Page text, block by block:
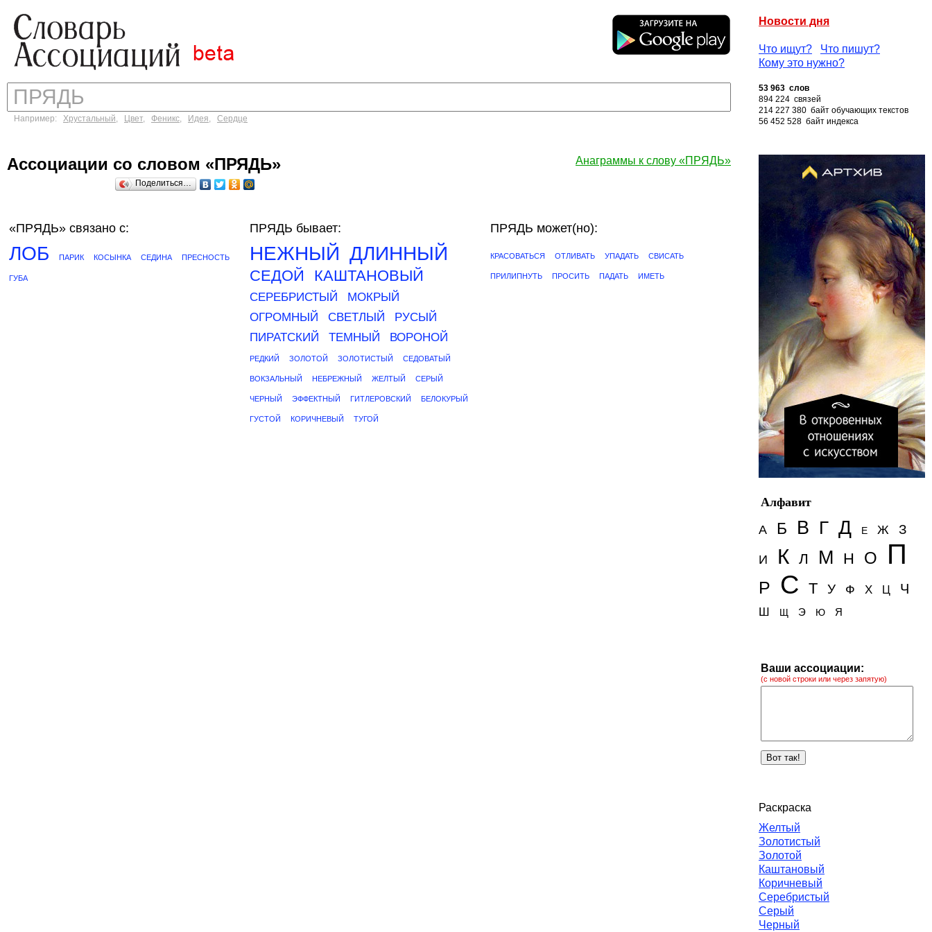
Новости дня
Что ищут?
Что пишут?
Кому это нужно?
Например: Хрустальный, Цвет, Феникс, Идея, Сердце
53 963 слов
894 224 связей
214 227 380 байт обучающих текстов
56 452 528 байт индекса
Анаграммы к слову «ПРЯДЬ»
Ассоциации со словом «ПРЯДЬ»
Поделиться…
«ПРЯДЬ» связано с:
ЛОБ ПАРИК КОСЫНКА СЕДИНА ПРЕСНОСТЬ
ГУБА
ПРЯДЬ бывает:
НЕЖНЫЙ ДЛИННЫЙ
СЕДОЙ КАШТАНОВЫЙ
СЕРЕБРИСТЫЙ
МОКРЫЙ
ОГРОМНЫЙ
СВЕТЛЫЙ
РУСЫЙ
ПИРАТСКИЙ
ТЕМНЫЙ ВОРОНОЙ
РЕДКИЙ ЗОЛОТОЙ ЗОЛОТИСТЫЙ СЕДОВАТЫЙ
ВОКЗАЛЬНЫЙ НЕБРЕЖНЫЙ ЖЕЛТЫЙ СЕРЫЙ
ЧЕРНЫЙ ЭФФЕКТНЫЙ ГИТЛЕРОВСКИЙ БЕЛОКУРЫЙ
ГУСТОЙ КОРИЧНЕВЫЙ ТУГОЙ
ПРЯДЬ может(но):
КРАСОВАТЬСЯ ОТЛИВАТЬ УПАДАТЬ СВИСАТЬ
ПРИЛИПНУТЬ ПРОСИТЬ ПАДАТЬ ИМЕТЬ
Алфавит
А
Б В Г Д Е Ж З
И К Л М Н О П
Р С Т У Ф Х Ц Ч
Ш Щ Э Ю Я
Ваши ассоциации:
(с новой строки или через запятую)
Раскраска
Желтый
Золотистый
Золотой
Каштановый
Коричневый
Серебристый
Серый
Черный